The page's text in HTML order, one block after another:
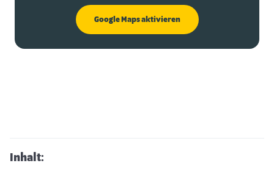
Google Maps aktivieren
Inhalt: